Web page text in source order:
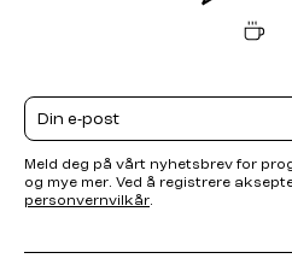
Email
Meld deg på vårt nyhetsbrev for
og mye mer. Ved å registrere
personvernvilkår.